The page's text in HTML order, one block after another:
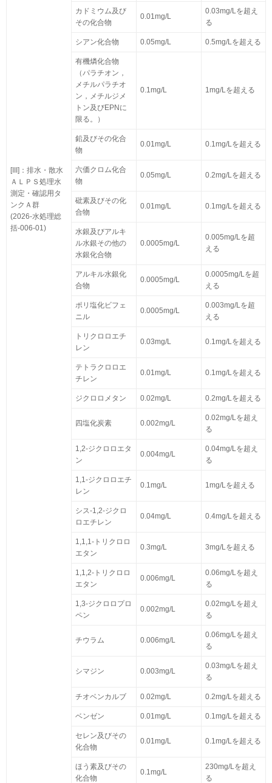
[III]：排水・散水
ＡＬＰＳ処理水
測定・確認用タ
ンクＡ群
(2026-水処理総
括-006-01)
カドミウム及び
その化合物
0.01mg/L
0.03mg/Lを超え
る
シアン化合物 0.05mg/L 0.5mg/Lを超える
有機燐化合物
（パラチオン，
メチルパラチオ
ン，メチルジメ
トン及びEPNに
限る。）
0.1mg/L 1mg/Lを超える
鉛及びその化合
物
0.01mg/L 0.1mg/Lを超える
六価クロム化合
物
0.05mg/L 0.2mg/Lを超える
砒素及びその化
合物
0.01mg/L 0.1mg/Lを超える
水銀及びアルキ
ル水銀その他の
水銀化合物
0.0005mg/L
0.005mg/Lを超
える
アルキル水銀化
合物
0.0005mg/L
0.0005mg/Lを超
える
ポリ塩化ビフェ
ニル
0.0005mg/L
0.003mg/Lを超
える
トリクロロエチ
レン
0.03mg/L 0.1mg/Lを超える
テトラクロロエ
チレン
0.01mg/L 0.1mg/Lを超える
ジクロロメタン 0.02mg/L 0.2mg/Lを超える
四塩化炭素 0.002mg/L
0.02mg/Lを超え
る
1,2-ジクロロエタ
ン
0.004mg/L
0.04mg/Lを超え
る
1,1-ジクロロエチ
レン
0.1mg/L 1mg/Lを超える
シス-1,2-ジクロ
ロエチレン
0.04mg/L 0.4mg/Lを超える
1,1,1-トリクロロ
エタン
0.3mg/L 3mg/Lを超える
1,1,2-トリクロロ
エタン
0.006mg/L
0.06mg/Lを超え
る
1,3-ジクロロプロ
ペン
0.002mg/L
0.02mg/Lを超え
る
チウラム 0.006mg/L
0.06mg/Lを超え
る
シマジン 0.003mg/L
0.03mg/Lを超え
る
チオベンカルブ 0.02mg/L 0.2mg/Lを超える
ベンゼン 0.01mg/L 0.1mg/Lを超える
セレン及びその
化合物
0.01mg/L 0.1mg/Lを超える
ほう素及びその
化合物
0.1mg/L
230mg/Lを超え
る